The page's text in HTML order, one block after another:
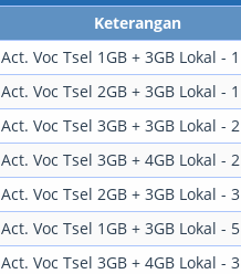
Keterangan
Act. Voc Tsel 1GB + 3GB Lokal -
Act. Voc Tsel 2GB + 3GB Lokal -
Act. Voc Tsel 3GB + 3GB Lokal -
Act. Voc Tsel 3GB + 4GB Lokal -
Act. Voc Tsel 2GB + 3GB Lokal -
Act. Voc Tsel 1GB + 3GB Lokal -
Act. Voc Tsel 3GB + 4GB Lokal -